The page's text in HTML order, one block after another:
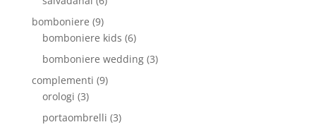
bomboniere (9)
bomboniere kids (6)
bomboniere wedding(3)
complementi (9)
orologi (3)
portaombrelli (3)